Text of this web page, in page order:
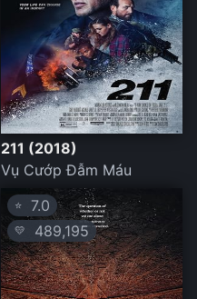
211 (2018)
Vụ Cướp Đẫm Máu
⭐ 7.0
💛 489,195